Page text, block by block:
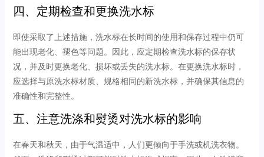
四、定期检查和更换洗水标
即使采取了上述措施，洗水标在长时间的使用和保存过程中仍可
能出现老化、褪色等问题。因此，应定期检查洗水标的保存状
况，并及时更换老化、损坏或丢失的洗水标。在更换洗水标时，
应选择与原洗水标材质、规格相同的新洗水标，并确保其信息的
准确性和完整性。
五、注意洗涤和熨烫对洗水标的影响
在春天和秋天，由于气温适中，人们更倾向于手洗或机洗衣物。